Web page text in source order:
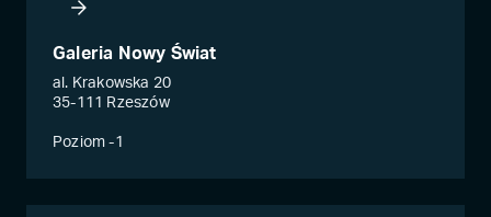
Galeria Nowy Świat
al. Krakowska 20
35-111 Rzeszów
Poziom -1